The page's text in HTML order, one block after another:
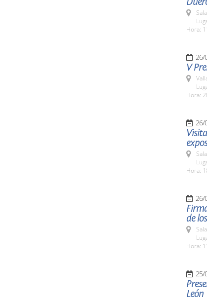
Hora:
26/
V
Hora:
26/
Hora:
26/
de
Hora:
25/
León